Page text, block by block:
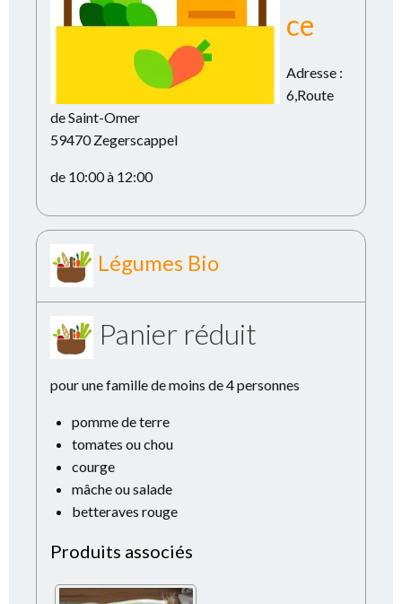
ce
Adresse :
6,Route
de Saint-Omer
59470 Zegerscappel
de 10:00 à 12:00
Légumes Bio
Panier réduit
pour une famille de moins de 4 personnes
pomme de terre
tomates ou chou
courge
mâche ou salade
betteraves rouge
Produits associés